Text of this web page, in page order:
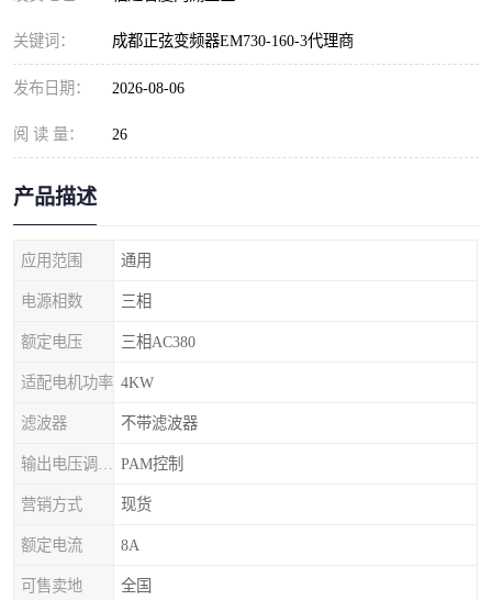
关键词： 成都正弦变频器EM730-160-3代理商
发布日期： 2026-08-06
阅 读 量： 26
产品描述
应用范围 通用
电源相数 三相
额定电压 三相AC380
适配电机功率 4KW
滤波器 不带滤波器
PAM控制
营销方式 现货
额定电流 8A
可售卖地 全国